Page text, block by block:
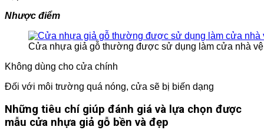
Nhược điểm
Cửa nhựa giả gỗ thường được sử dụng làm cửa nhà
Không dùng cho cửa chính
Đối với môi trường quá nóng, cửa sẽ bị biến dạng
Những tiêu chí giúp đánh giá và lựa chọn được
mẫu cửa nhựa giả gỗ bền và đẹp